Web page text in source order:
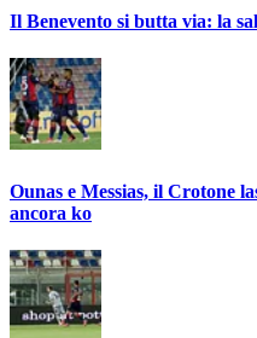
Il Benevento si butta via: la
Ounas e Messias, il Crotone
ancora ko